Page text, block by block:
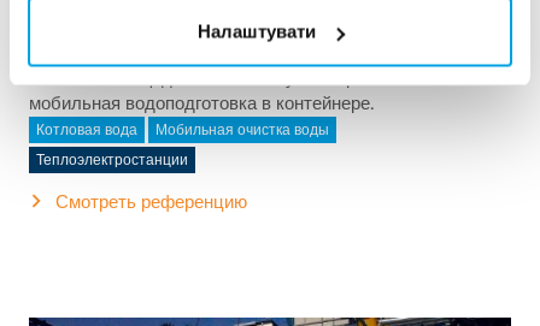
Налаштувати
Этому заказчику нужно было модернизировать
мобильная водоподготовка в контейнере.
Котловая вода Мобильная очистка воды
Теплоэлектростанции
Смотреть референцию